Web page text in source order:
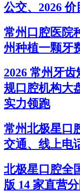
公交、2026
常州口腔医院
州种植一颗牙
2026 常州牙
规口腔机构大
实力领跑
常州北极星口
交通、线上电
北极星口腔全
版 14 家直营